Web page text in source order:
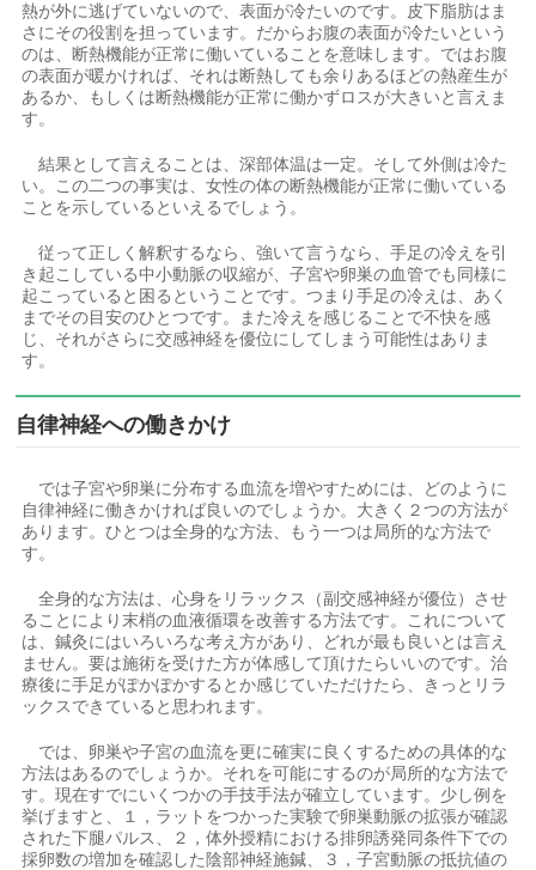
熱が外に逃げていないので、表面が冷たいのです。皮下脂肪はま
さにその役割を担っています。だからお腹の表面が冷たいという
のは、断熱機能が正常に働いていることを意味します。ではお腹
の表面が暖かければ、それは断熱しても余りあるほどの熱産生が
あるか、もしくは断熱機能が正常に働かずロスが大きいと言えま
す。
結果として言えることは、深部体温は一定。そして外側は冷た
い。この二つの事実は、女性の体の断熱機能が正常に働いている
ことを示しているといえるでしょう。
従って正しく解釈するなら、強いて言うなら、手足の冷えを引
き起こしている中小動脈の収縮が、子宮や卵巣の血管でも同様に
起こっていると困るということです。つまり手足の冷えは、あく
までその目安のひとつです。また冷えを感じることで不快を感
じ、それがさらに交感神経を優位にしてしまう可能性はありま
す。
自律神経への働きかけ
では子宮や卵巣に分布する血流を増やすためには、どのように
自律神経に働きかければ良いのでしょうか。大きく２つの方法が
あります。ひとつは全身的な方法、もう一つは局所的な方法で
す。
全身的な方法は、心身をリラックス（副交感神経が優位）させ
ることにより末梢の血液循環を改善する方法です。これについて
は、鍼灸にはいろいろな考え方があり、どれが最も良いとは言え
ません。要は施術を受けた方が体感して頂けたらいいのです。治
療後に手足がぽかぽかするとか感じていただけたら、きっとリラ
ックスできていると思われます。
では、卵巣や子宮の血流を更に確実に良くするための具体的な
方法はあるのでしょうか。それを可能にするのが局所的な方法で
す。現在すでにいくつかの手技手法が確立しています。少し例を
挙げますと、１，ラットをつかった実験で卵巣動脈の拡張が確認
された下腿パルス、２，体外授精における排卵誘発同条件下での
採卵数の増加を確認した陰部神経施鍼、３，子宮動脈の抵抗値の